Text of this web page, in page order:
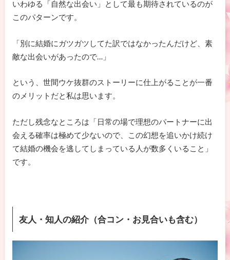
いわゆる「自然な出会い」として最も期待されているのが
このパターンです。
「別に結婚にガツガツしてた訳ではなかったんだけど、素
敵な出会いがあったので…」
という、世間ウケ抜群のストーリーに仕上がることが一番
のメリットだと私は思います。
ただし残念なところは「日常の場で理想のパートナーに出
会える確率は極めて少ないので、この幻想を追いかけ続け
て結婚の機会を逃してしまっている人が数多くいること」
です。
友人・知人の紹介（合コン・お見合いも含む）